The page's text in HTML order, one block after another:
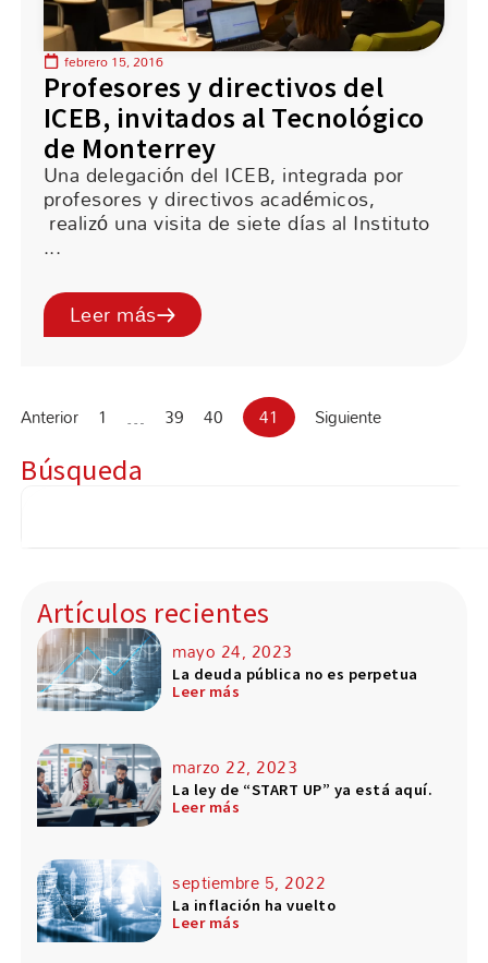
febrero 15, 2016
Profesores y directivos del
ICEB, invitados al Tecnológico
de Monterrey
Una delegación del ICEB, integrada por
profesores y directivos académicos,
realizó una visita de siete días al Instituto
...
Leer más
Anterior 1 … 39 40 41 Siguiente
Búsqueda
Artículos recientes
mayo 24, 2023
La deuda pública no es perpetua
Leer más
marzo 22, 2023
La ley de “START UP” ya está aquí.
Leer más
septiembre 5, 2022
La inflación ha vuelto
Leer más